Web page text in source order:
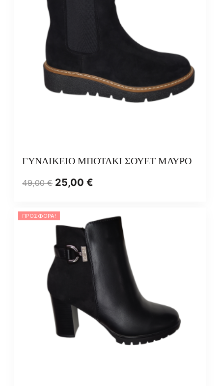
ΓΥΝΑΙΚΕΙΟ ΜΠΟΤΑΚΙ ΣΟΥΕΤ ΜΑΥΡΟ
49,00€ 25,00 €
ΠΡΟΣΦΟΡΆ!